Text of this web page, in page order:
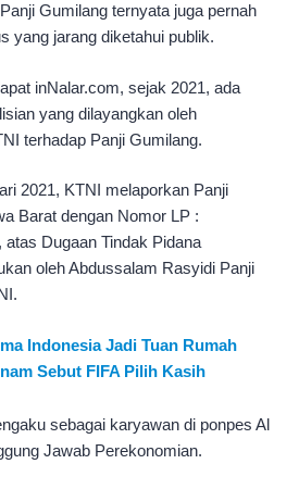
Gumilang ternyata juga pernah
yang jarang diketahui publik.
inNalar.com, sejak 2021, ada
yang dilayangkan oleh
terhadap Panji Gumilang.
2021, KTNI melaporkan Panji
Barat dengan Nomor LP :
atas Dugaan Tindak Pidana
oleh Abdussalam Rasyidi Panji
Indonesia Jadi Tuan Rumah
Sebut FIFA Pilih Kasih
sebagai karyawan di ponpes Al
Jawab Perekonomian.